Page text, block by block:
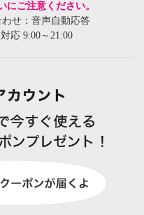
ご注意ください。
せ：音声自動応答
応 9:00～21:00